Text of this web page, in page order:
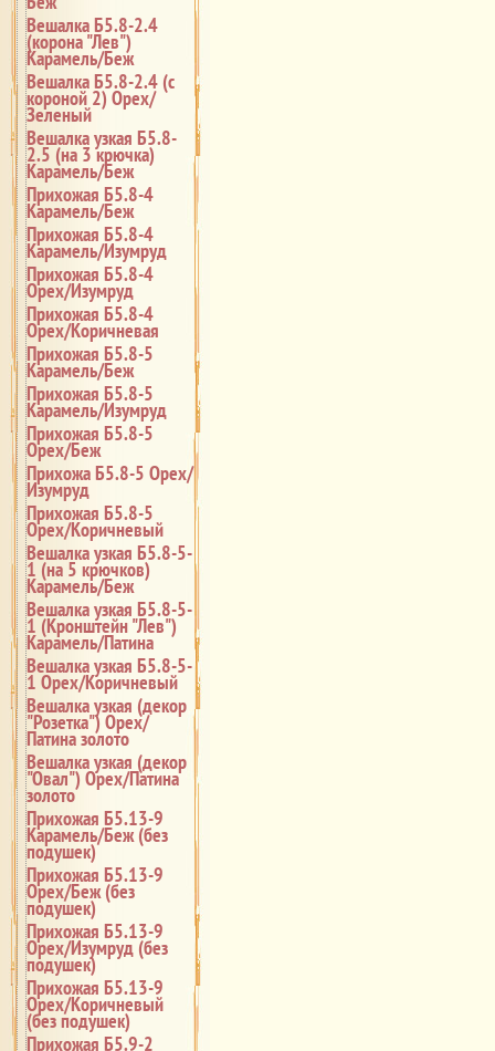
Вешалка Б5.8-2.4
(корона "Лев")
Карамель/Беж
Вешалка Б5.8-2.4 (с
короной 2) Орех/
Зеленый
Вешалка узкая Б5.8-
2.5 (на 3 крючка)
Карамель/Беж
Прихожая Б5.8-4
Карамель/Беж
Прихожая Б5.8-4
Карамель/Изумруд
Прихожая Б5.8-4
Орех/Изумруд
Прихожая Б5.8-4
Орех/Коричневая
Прихожая Б5.8-5
Карамель/Беж
Прихожая Б5.8-5
Карамель/Изумруд
Прихожая Б5.8-5
Орех/Беж
Прихожа Б5.8-5 Орех/
Изумруд
Прихожая Б5.8-5
Орех/Коричневый
Вешалка узкая Б5.8-5-
1 (на 5 крючков)
Карамель/Беж
Вешалка узкая Б5.8-5-
1 (Кронштейн "Лев")
Карамель/Патина
Вешалка узкая Б5.8-5-
1 Орех/Коричневый
Вешалка узкая (декор
"Розетка") Орех/
Патина золото
Вешалка узкая (декор
"Овал") Орех/Патина
золото
Прихожая Б5.13-9
Карамель/Беж (без
подушек)
Прихожая Б5.13-9
Орех/Беж (без
подушек)
Прихожая Б5.13-9
Орех/Изумруд (без
подушек)
Прихожая Б5.13-9
Орех/Коричневый
(без подушек)
Прихожая Б5.9-2